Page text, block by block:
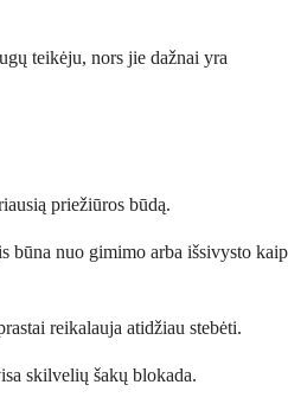
teikėju, nors jie dažnai yra
priežiūros būdą.
būna nuo gimimo arba išsivysto kaip
reikalauja atidžiau stebėti.
skilvelių šakų blokada.